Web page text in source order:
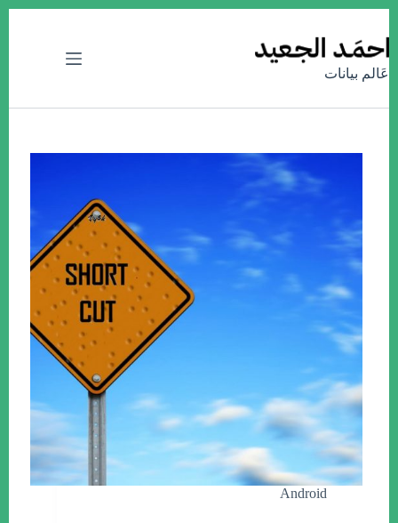
إلى
المحتوى
عَالم بيانات
Android